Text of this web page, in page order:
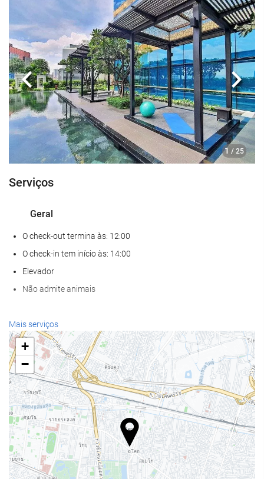
1 / 25
Anterior
Serviços
Geral
O check-out termina às: 12:00
O check-in tem início às: 14:00
Elevador
Não admite animais
Bem-estar
Spa
Banho turco / Sauna a vapor
Sauna
Academia
Piscina
Piscina
Piscina infantil
Mais serviços
+
−